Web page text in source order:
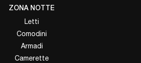
ZONA NOTTE
Letti
Comodini
Armadi
Camerette